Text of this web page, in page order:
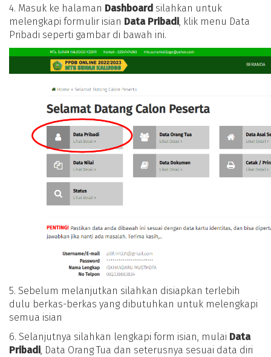
4. Masuk ke halaman Dashboard silahkan untuk
melengkapi formulir isian Data Pribadi, klik menu Data
Pribadi seperti gambar di bawah ini.
5. Sebelum melanjutkan silahkan disiapkan terlebih
dulu berkas-berkas yang dibutuhkan untuk melengkapi
semua isian
6. Selanjutnya silahkan lengkapi form isian, mulai Data
Pribadi, Data Orang Tua dan seterusnya sesuai data diri